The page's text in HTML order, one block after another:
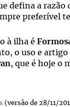
defina a razão
preferível
à ilha é
o uso e
, que é hoje o
(versão de 28/11/